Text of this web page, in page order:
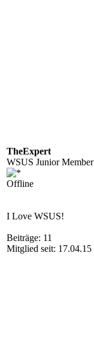
TheExpert
WSUS Junior Member
Offline
I Love WSUS!
Beiträge: 11
Mitglied seit: 17.04.15